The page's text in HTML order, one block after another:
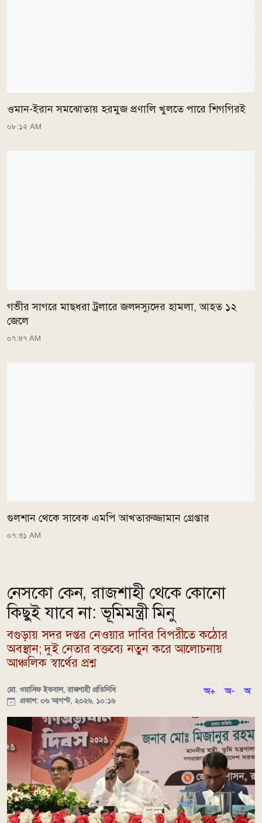
ওমান-ইরান সমঝোতায় হরমুজ প্রণালি খুলতে পারে শিগগিরই
০৮:১২ AM
গভীর সাগরে মাছধরা ট্রলারে জলদস্যুদের হামলা, আহত ১২
জেলে
০৭:৪৭ AM
গুলশান থেকে সাবেক এমপি আখতারুজ্জামান গ্রেপ্তার
০৭:৩১ AM
নেসকো কেন, রাজশাহী থেকে কোনো
কিছুই যাবে না: ভূমিমন্ত্রী মিনু
বগুড়ায় সদর দপ্তর নেওয়ার দাবির বিপরীতে কঠোর
অবস্থান; দুই নেতার বক্তব্যে নতুন করে আলোচনায়
আঞ্চলিক স্বার্থের প্রশ্ন
মো. ওয়াসিফ ইকবাল, রাজশাহী প্রতিনিধি
প্রকাশ: ০৬ আগস্ট, ২০২৬, ১০:১৬
অ+ অ- অ